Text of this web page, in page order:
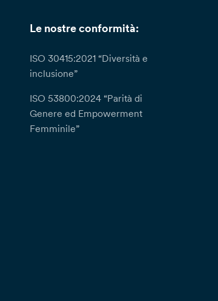
Le nostre conformità:
ISO 30415:2021 “Diversità e
inclusione”
ISO 53800:2024 “Parità di
Genere ed Empowerment
Femminile”